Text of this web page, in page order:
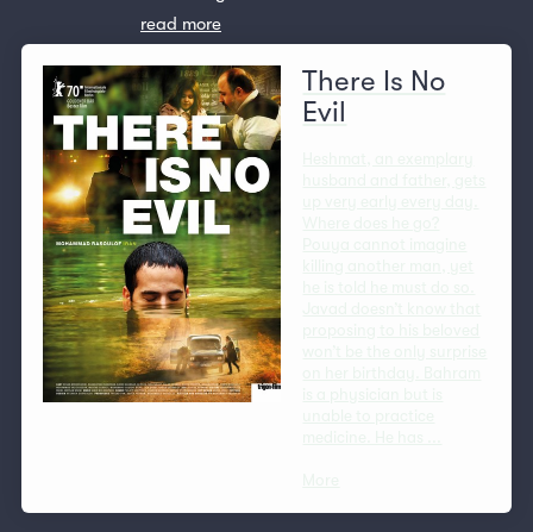
read more
There Is No
Evil